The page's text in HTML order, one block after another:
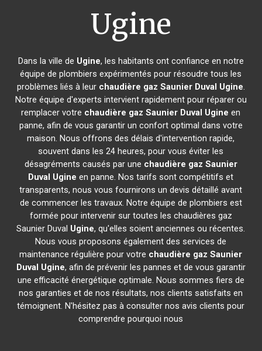
Ugine
Dans la ville de Ugine, les habitants ont confiance en notre
équipe de plombiers expérimentés pour résoudre tous les
problèmes liés à leur chaudière gaz Saunier Duval Ugine.
Notre équipe d'experts intervient rapidement pour réparer ou
remplacer votre chaudière gaz Saunier Duval Ugine en
panne, afin de vous garantir un confort optimal dans votre
maison. Nous offrons des délais d'intervention rapide,
souvent dans les 24 heures, pour vous éviter les
désagréments causés par une chaudière gaz Saunier
Duval Ugine en panne. Nos tarifs sont compétitifs et
transparents, nous vous fournirons un devis détaillé avant
de commencer les travaux. Notre équipe de plombiers est
formée pour intervenir sur toutes les chaudières gaz
Saunier Duval Ugine, qu'elles soient anciennes ou récentes.
Nous vous proposons également des services de
maintenance régulière pour votre chaudière gaz Saunier
Duval Ugine, afin de prévenir les pannes et de vous garantir
une efficacité énergétique optimale. Nous sommes fiers de
nos garanties et de nos résultats, nos clients satisfaits en
témoignent. N'hésitez pas à consulter nos avis clients pour
comprendre pourquoi nous